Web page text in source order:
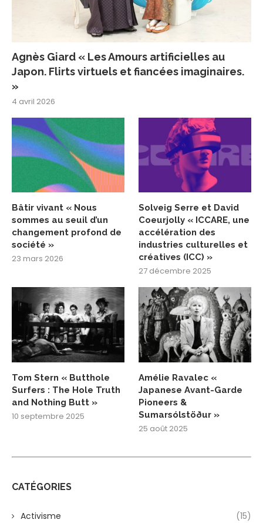
Agnès Giard « Les Amours artificielles au
Japon. Flirts virtuels et fiancées imaginaires.
»
4 avril 2026
Bâtir vivant « Nous
sommes au seuil d’un
changement profond de
société »
23 mars 2026
Solveig Serre et David
Coeurjolly « ICCARE, une
accélération des
industries culturelles et
créatives (ICC) »
27 décembre 2025
Tom Stern « Butthole
Surfers : The Hole Truth
and Nothing Butt »
10 septembre 2025
Amélie Ravalec «
Japanese Avant-Garde
Pioneers &
Sumarsólstöður »
25 août 2025
CATÉGORIES
Activisme (15)